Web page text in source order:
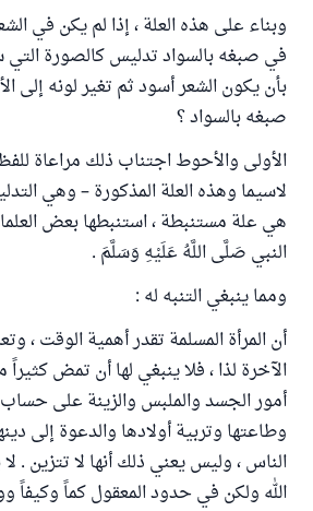
وبناء على هذه العلة ، إذا لم يكن في
في صبغه بالسواد تدليس كالصورة التي
بأن يكون الشعر أسود ثم تغير لونه إلى
صبغه بالسواد ؟
الأولى والأحوط اجتناب ذلك مراعاة
لاسيما وهذه العلة المذكورة – وهي
هي علة مستنبطة ، استنبطها بعض
النبي صَلَّى اللَّهُ عَلَيْهِ وَسَلَّمَ .
ومما ينبغي التنبه له :
أن المرأة المسلمة تقدر أهمية الوقت ،
الآخرة لذا ، فلا ينبغي لها أن تمض
أمور الجسد والملبس والزينة على
وطاعتها وتربية أولادها والدعوة إلى
الناس ، وليس يعني ذلك أنها لا تتزين .
الله ولكن في حدود المعقول كماً وكيفاً